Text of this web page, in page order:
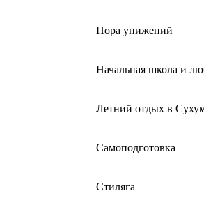
Пора унижений
Начальная школа и
Летний отдых в
Самоподготовка
Стиляга